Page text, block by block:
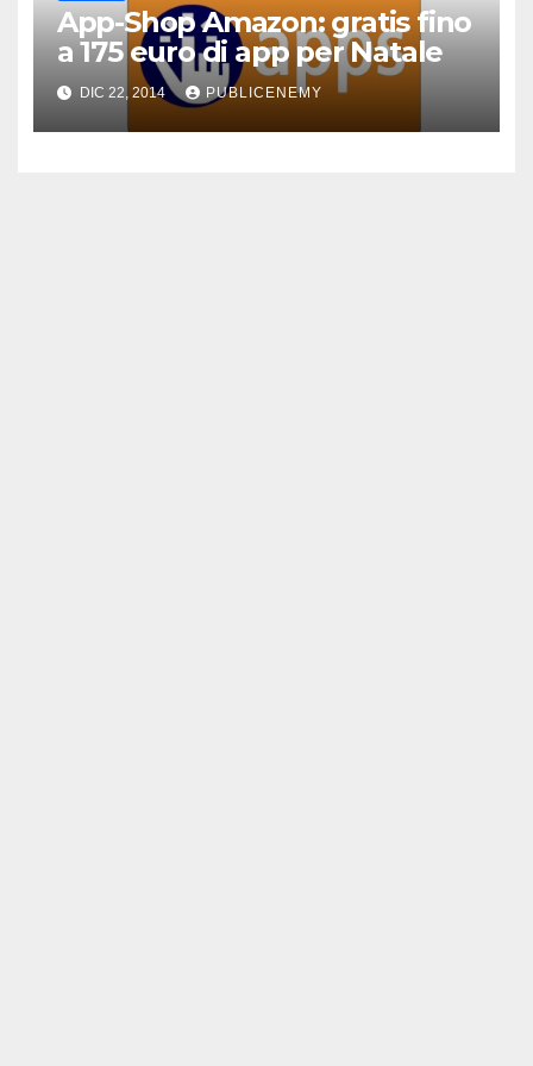
App-Shop Amazon: gratis fino
a 175 euro di app per Natale
DIC 22, 2014 PUBLICENEMY